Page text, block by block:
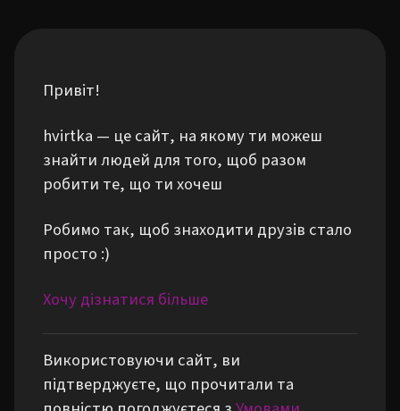
Привіт!
hvirtka — це сайт, на якому ти можеш
знайти людей для того, щоб разом
робити те, що ти хочеш
Робимо так, щоб знаходити друзів стало
просто :)
Хочу дізнатися більше
Використовуючи сайт, ви
підтверджуєте, що прочитали та